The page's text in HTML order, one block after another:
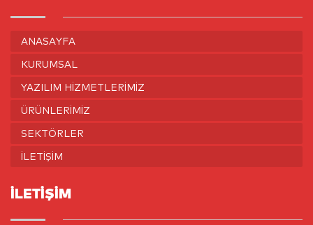
ANASAYFA
KURUMSAL
YAZILIM HIZMETLERIMIZ
ÜRÜNLERIMIZ
SEKTÖRLER
İLETIŞIM
İLETİŞİM